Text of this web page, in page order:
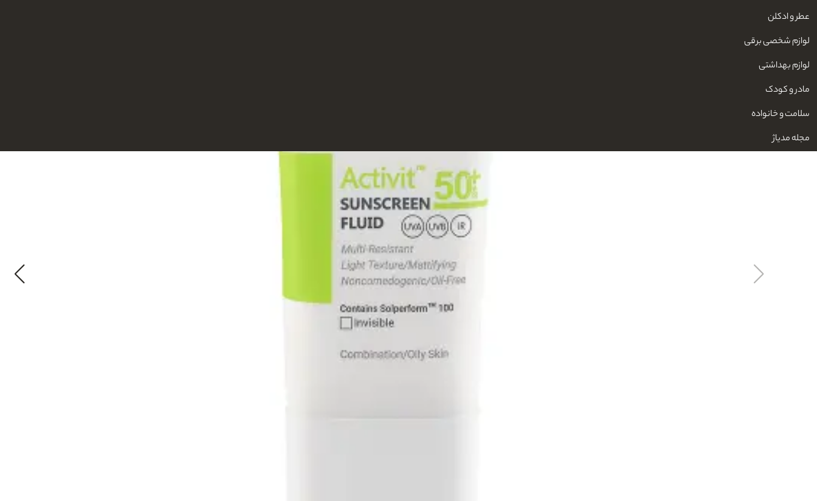
عطر و ادکلن
لوازم شخصی برقی
لوازم بهداشتی
مادر و کودک
سلامت و خانواده
مجله مدیاژ